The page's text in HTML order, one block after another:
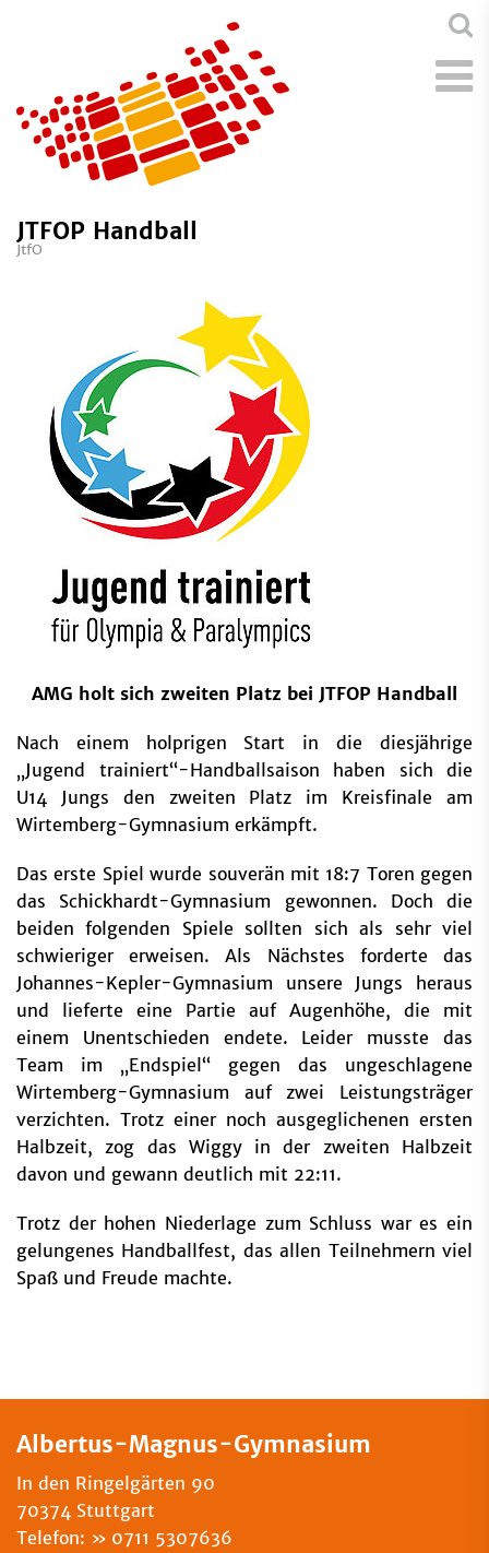
JTFOP Handball
JtfO
AMG holt sich zweiten Platz bei JTFOP Handball
Nach einem holprigen Start in die diesjährige
„Jugend trainiert“-Handballsaison haben sich die
U14 Jungs den zweiten Platz im Kreisfinale am
Wirtemberg-Gymnasium erkämpft.
Das erste Spiel wurde souverän mit 18:7 Toren gegen
das Schickhardt-Gymnasium gewonnen. Doch die
beiden folgenden Spiele sollten sich als sehr viel
schwieriger erweisen. Als Nächstes forderte das
Johannes-Kepler-Gymnasium unsere Jungs heraus
und lieferte eine Partie auf Augenhöhe, die mit
einem Unentschieden endete. Leider musste das
Team im „Endspiel“ gegen das ungeschlagene
Wirtemberg-Gymnasium auf zwei Leistungsträger
verzichten. Trotz einer noch ausgeglichenen ersten
Halbzeit, zog das Wiggy in der zweiten Halbzeit
davon und gewann deutlich mit 22:11.
Trotz der hohen Niederlage zum Schluss war es ein
gelungenes Handballfest, das allen Teilnehmern viel
Spaß und Freude machte.
Albertus-Magnus-Gymnasium
In den Ringelgärten 90
70374 Stuttgart
Telefon:
0711 5307636